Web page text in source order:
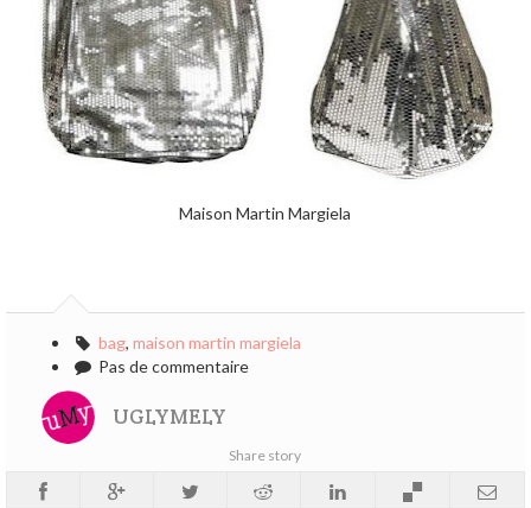
Maison Martin Margiela
bag, maison martin margiela
Pas de commentaire
UGLYMELY
Share story